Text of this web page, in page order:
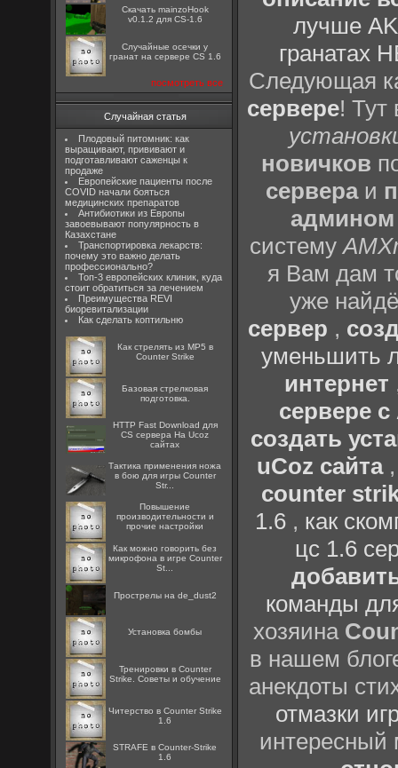
Скачать mainzoHook
v0.1.2 для CS-1.6
Случайные осечки у
гранат на сервере CS 1.6
посмотреть все
Случайная статья
Плодовый питомник: как
выращивают, прививают и
подготавливают саженцы к
продаже
Европейские пациенты после
COVID начали бояться
медицинских препаратов
Антибиотики из Европы
завоевывают популярность в
Казахстане
Транспортировка лекарств:
почему это важно делать
профессионально?
Топ-3 европейских клиник, куда
стоит обратиться за лечением
Преимущества REVI
биоревитализации
Как сделать коптильню
Как стрелять из MP5 в
Counter Strike
Базовая стрелковая
подготовка.
HTTP Fast Download для
CS сервера На Ucoz
сайтах
Тактика применения ножа
в бою для игры Counter
Str...
Повышение
производительности и
прочие настройки
Как можно говорить без
микрофона в игре Counter
St...
Прострелы на de_dust2
Установка бомбы
Тренировки в Counter
Strike. Советы и обучение
Читерство в Counter Strike
1.6
STRAFE в Counter-Strike
1.6
лучше
гранатах
Следующая
сервере! Тут
новичков
сервераи
админом
систему
я Вам дам
уже
сервер ,
уменьшить
интернет
сервере
создать
uCoz сайта
counter
1.6, как
цс 1.6
команды
хозяина
в нашем
анекдоты
отмазки
интересный